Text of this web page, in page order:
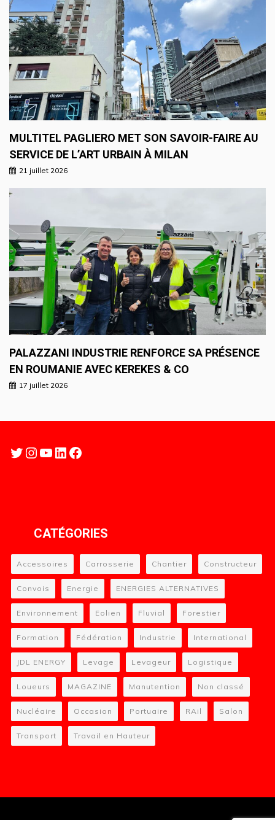
MULTITEL PAGLIERO MET SON SAVOIR-FAIRE AU
SERVICE DE L’ART URBAIN À MILAN
21 juillet 2026
PALAZZANI INDUSTRIE RENFORCE SA PRÉSENCE
EN ROUMANIE AVEC KEREKES & CO
17 juillet 2026
Twitter
Instagram
YouTube
LinkedIn
Facebook
CATÉGORIES
Accessoires Carrosserie Chantier Constructeur
Convois Energie ENERGIES ALTERNATIVES
Environnement Eolien Fluvial Forestier
Formation Fédération Industrie International
JDL ENERGY Levage Levageur Logistique
Loueurs MAGAZINE Manutention Non classé
Nucléaire Occasion Portuaire RAil Salon
Transport Travail en Hauteur